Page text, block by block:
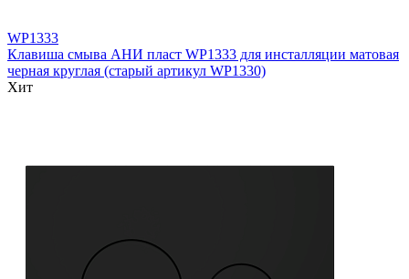
WP1333
Клавиша смыва АНИ пласт WP1333 для инсталляции матовая
черная круглая (старый артикул WP1330)
Хит